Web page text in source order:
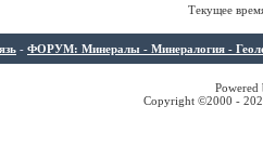
Текущее
- ФОРУМ: Минералы - Минералогия -
Copyright ©2000 -